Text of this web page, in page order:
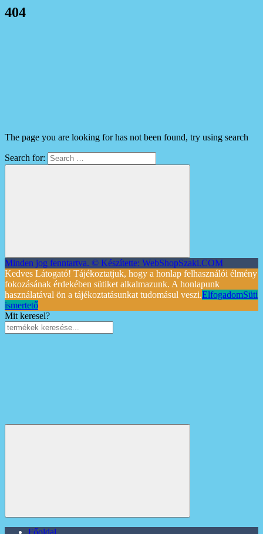
404
The page you are looking for has not been found, try using search
Search for:
Minden jog fenntartva. © Készítette: WebShopSzaki.COM
Kedves Látogató! Tájékoztatjuk, hogy a honlap felhasználói élmény
fokozásának érdekében sütiket alkalmazunk. A honlapunk
használatával ön a tájékoztatásunkat tudomásul veszi.ElfogadomSüti
ismertető
Mit keresel?
Főoldal